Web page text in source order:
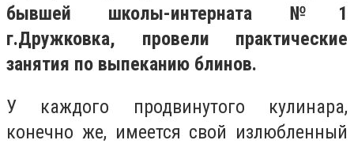
бывшей школы-интерната №1
г.Дружковка, провели практические
занятия по выпеканию блинов.
У каждого продвинутого кулинара,
конечно же, имеется свой излюбленный